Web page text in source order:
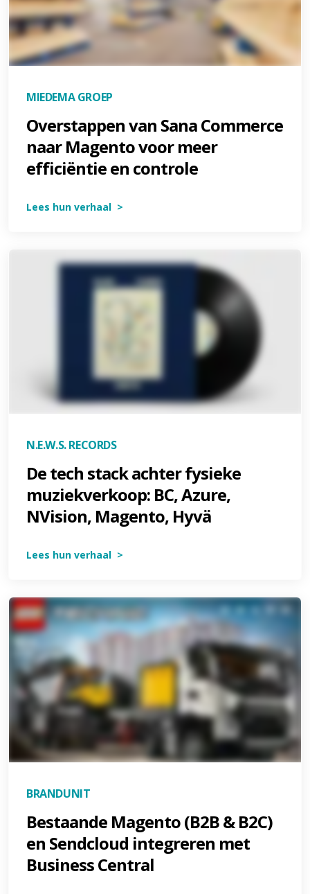
MIEDEMA GROEP
Overstappen van Sana Commerce
naar Magento voor meer
efficiëntie en controle
Lees hun verhaal >
N.E.W.S. RECORDS
De tech stack achter fysieke
muziekverkoop: BC, Azure,
NVision, Magento, Hyvä
Lees hun verhaal >
BRANDUNIT
Bestaande Magento (B2B & B2C)
en Sendcloud integreren met
Business Central